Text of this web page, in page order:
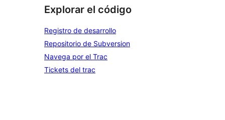
Explorar el código
Registro de desarrollo
Repositorio de Subversion
Navega por el Trac
Tickets del trac